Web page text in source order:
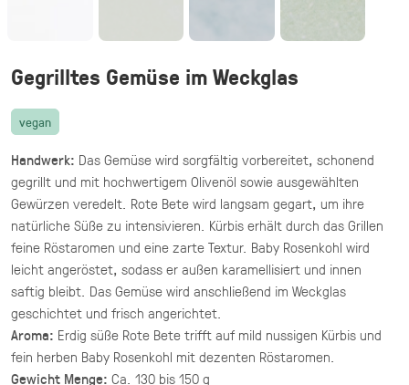
Gegrilltes Gemüse im Weckglas
vegan
Handwerk: Das Gemüse wird sorgfältig vorbereitet, schonend
gegrillt und mit hochwertigem Olivenöl sowie ausgewählten
Gewürzen veredelt. Rote Bete wird langsam gegart, um ihre
natürliche Süße zu intensivieren. Kürbis erhält durch das Grillen
feine Röstaromen und eine zarte Textur. Baby Rosenkohl wird
leicht angeröstet, sodass er außen karamellisiert und innen
saftig bleibt. Das Gemüse wird anschließend im Weckglas
geschichtet und frisch angerichtet.
Aroma: Erdig süße Rote Bete trifft auf mild nussigen Kürbis und
fein herben Baby Rosenkohl mit dezenten Röstaromen.
Gewicht Menge: Ca. 130 bis 150 g
Gegrillte Halloumi Veggie (24 Stück)
gegrillter Halloumi mit mediterranem
Gemüse · fingerfood
44,90 €
(inkl. MwSt.)
Asiatische Brokkoli Platte
vegan
gegrillter Brokkoli und Champignons in
asiatischer Marinade mit Sesam und Ingwer.
34,90 €